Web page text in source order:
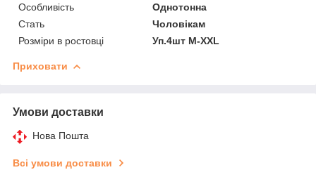
Особливість
Однотонна
Стать
Чоловікам
Розміри в ростовці
Уп.4шт M-XXL
Приховати
Умови доставки
Нова Пошта
Всі умови доставки